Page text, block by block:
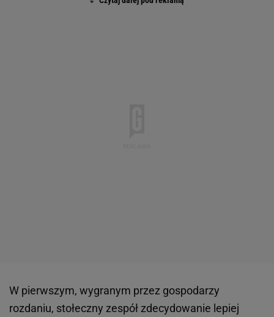
W pierwszym, wygranym przez gospodarzy
rozdaniu, stołeczny zespół zdecydowanie lepiej